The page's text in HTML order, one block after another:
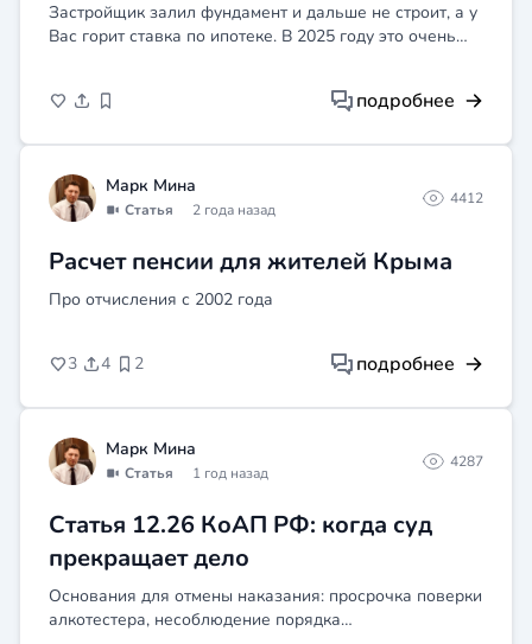
Застройщик залил фундамент и дальше не строит, а у
Вас горит ставка по ипотеке. В 2025 году это очень
подробнее
Марк Мина
Статья 2 года назад
4412
Расчет пенсии для жителей Крыма
Про отчисления с 2002 года
3 4 2 подробнее
Марк Мина
Статья 1 год назад
4287
Статья 12.26 КоАП РФ: когда суд
прекращает дело
Основания для отмены наказания: просрочка поверки
алкотестера, несоблюдение порядка